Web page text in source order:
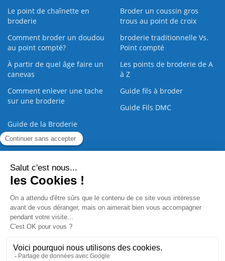
Le point de chaînette en
broderie
Broder un coussin gros
trous au point de croix
Comment broder un doudou
au point compté?
broderie traditionnelle Vs.
Point compté
À partir de quel âge faire un
canevas
Les points de broderie de A
à Z
Comment enlever une tache
sur une broderie
Guide fils à broder
Guide Fils DMC
Guide de la Broderie
Commande Papier |
Paiement sécurisé
| C.G.V
2008 - 2026 © CreaMagic. ALL Rights Reserved.